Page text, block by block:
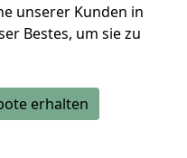
unserer Kunden in
Bestes, um sie zu
erhalten